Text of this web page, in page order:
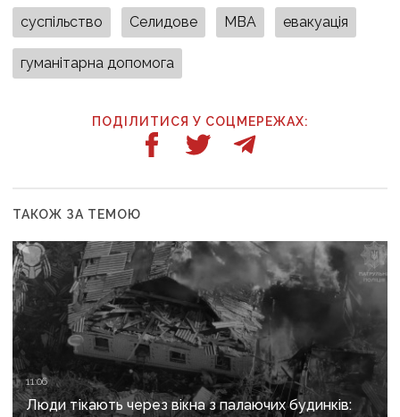
суспільство Селидове МВА евакуація
гуманітарна допомога
ПОДІЛИТИСЯ У СОЦМЕРЕЖАХ:
ТАКОЖ ЗА ТЕМОЮ
11:06
Люди тікають через вікна з палаючих будинків: